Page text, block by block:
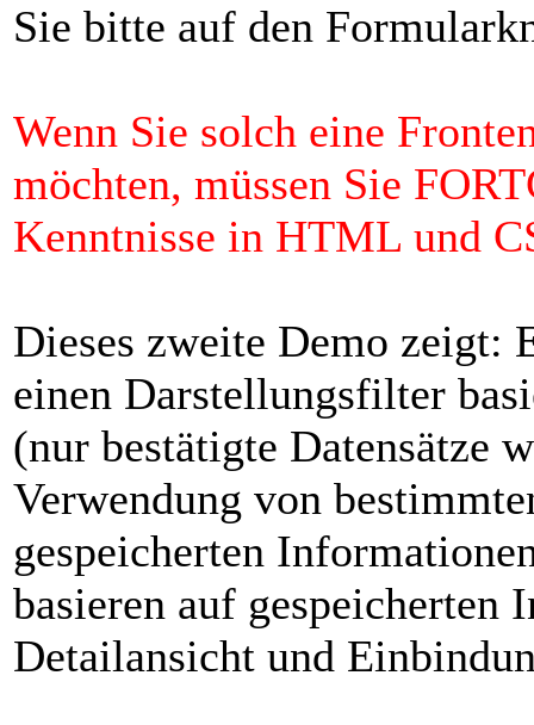
Sie bitte auf den
Wenn Sie solch eine
möchten, müssen Sie
Kenntnisse in HTML und
Dieses zweite Demo zeigt:
einen Darstellungsfilter
(nur bestätigte Datensätze
Verwendung von
gespeicherten
basieren auf gespeicherten
Detailansicht und